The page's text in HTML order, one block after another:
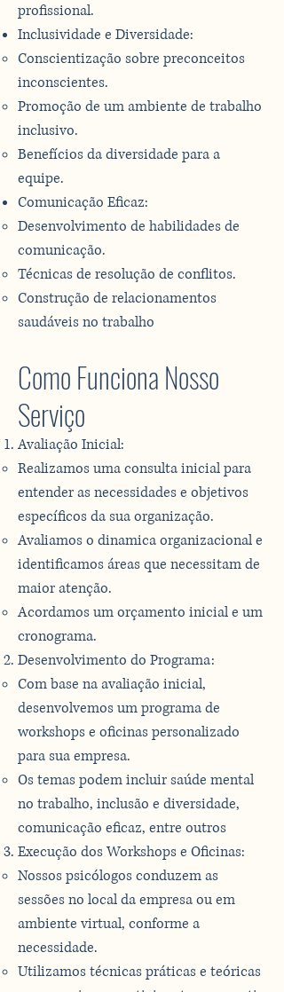
profissional.
Inclusividade e Diversidade:
Conscientização sobre preconceitos
inconscientes.
Promoção de um ambiente de trabalho
inclusivo.
Benefícios da diversidade para a
equipe.
Comunicação Eficaz:
Desenvolvimento de habilidades de
comunicação.
Técnicas de resolução de conflitos.
Construção de relacionamentos
saudáveis no trabalho​​
Como Funciona Nosso
Serviço
Avaliação Inicial:
Realizamos uma consulta inicial para
entender as necessidades e objetivos
específicos da sua organização.
Avaliamos o dinamica organizacional e
identificamos áreas que necessitam de
maior atenção.
Acordamos um orçamento inicial e um
cronograma.
Desenvolvimento do Programa:
Com base na avaliação inicial,
desenvolvemos um programa de
workshops e oficinas personalizado
para sua empresa.
Os temas podem incluir saúde mental
no trabalho, inclusão e diversidade,
comunicação eficaz, entre outros
Execução dos Workshops e Oficinas:
Nossos psicólogos conduzem as
sessões no local da empresa ou em
ambiente virtual, conforme a
necessidade.
Utilizamos técnicas práticas e teóricas